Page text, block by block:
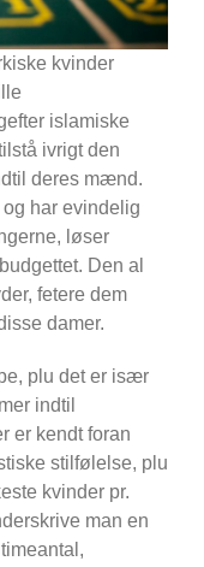
kvinder
islamiske
ivrigt den
deres mænd.
har evindelig
løser
Den al
fetere dem
damer.
plu det er især
indtil
er kendt foran
stilfølelse, plu
kvinder pr.
man en